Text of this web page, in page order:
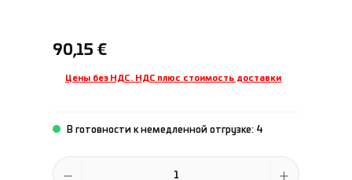
Обычная цена:
90,15 €
Цены без НДС. НДС плюс стоимость доставки
В готовности к немедленной отгрузке: 4
Количество продукта: введите желаемое количество или